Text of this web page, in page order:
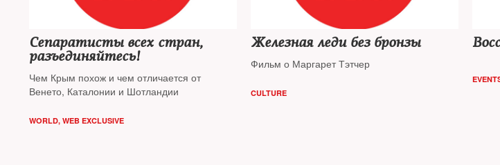
Сепаратисты всех стран,
разъединяйтесь!
Чем Крым похож и чем отличается от
Венето, Каталонии и Шотландии
WORLD, WEB EXCLUSIVE
Железная леди без бронзы
Фильм о Маргарет Тэтчер
CULTURE